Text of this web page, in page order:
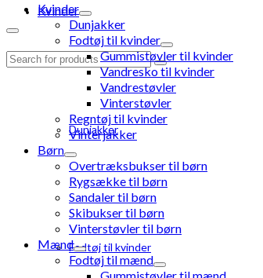
Kvinder
Dunjakker
Fodtøj til kvinder
Search
Kvinder
Dunjakker
Fodtøj til kvinder
Gummistøvler til kvinder
Vandresko til kvinder
Vandrestøvler
Vinterstøvler
Regntøj til kvinder
Vinterjakker
Børn
Overtræksbukser til børn
Rygsække til børn
Sandaler til børn
Skibukser til børn
Vinterstøvler til børn
Mænd
Fodtøj til mænd